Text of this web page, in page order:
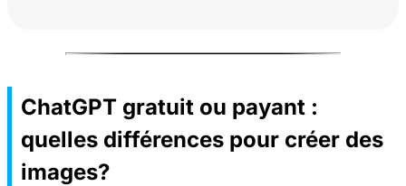
ChatGPT gratuit ou payant :
quelles différences pour créer des
images?